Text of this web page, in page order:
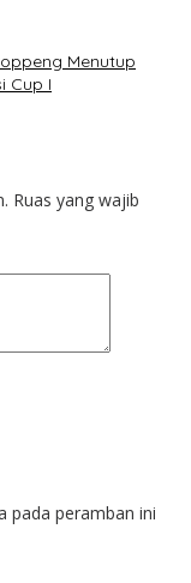
Menutup
Cup I
Ruas yang wajib
pada peramban ini